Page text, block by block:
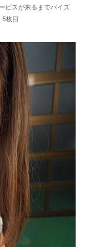
ビスが来るまでパイズ
5枚目